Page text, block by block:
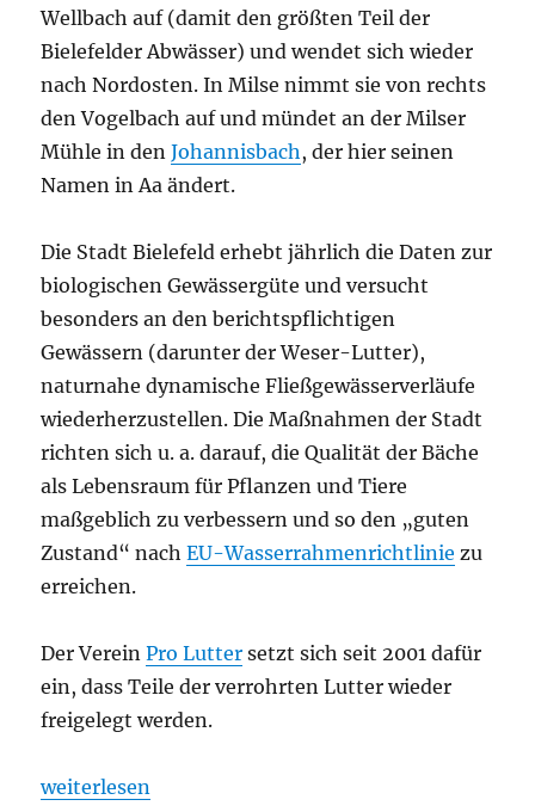
Wellbach auf (damit den größten Teil der
Bielefelder Abwässer) und wendet sich wieder
nach Nordosten. In Milse nimmt sie von rechts
den Vogelbach auf und mündet an der Milser
Mühle in denJohannisbach, der hier seinen
Namen in Aa ändert.
Die Stadt Bielefeld erhebt jährlich die Daten zur
biologischen Gewässergüte und versucht
besonders an den berichtspflichtigen
Gewässern (darunter der Weser-Lutter),
naturnahe dynamische Fließgewässerverläufe
wiederherzustellen. Die Maßnahmen der Stadt
richten sich u. a. darauf, die Qualität der Bäche
als Lebensraum für Pflanzen und Tiere
maßgeblich zu verbessern und so den „guten
Zustand“ nachEU-Wasserrahmenrichtlinie zu
erreichen.
Der VereinPro Lutter setzt sich seit 2001 dafür
ein, dass Teile der verrohrten Lutter wieder
freigelegt werden.
„Lutter II (Weser-Lutter)“
weiterlesen